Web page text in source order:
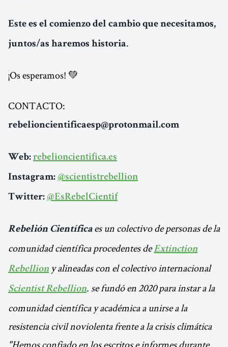
Este es el comienzo del cambio que necesitamos,
juntos/as haremos historia.
¡Os esperamos! 💚
CONTACTO:
rebelioncientificaesp@protonmail.com
Web: rebelioncientifica.es
Instagram: @scientistrebellion
Twitter: @EsRebelCientif
Rebelión Científicaes un colectivo de personas de la
comunidad científica procedentes deExtinction
Rebellion y alineadas con el colectivo internacional
Scientist Rebellion. se fundó en 2020 para instar a la
comunidad científica y académica a unirse a la
resistencia civil noviolenta frente a la crisis climática